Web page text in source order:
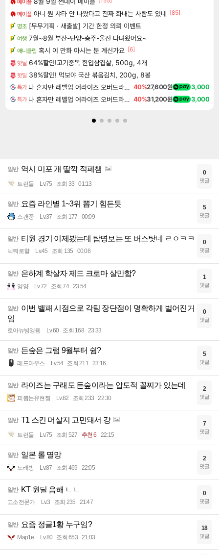
메이플
메이플 아니 뭔 샤타 안 나왔다고 진짜 화내는 사람도 있네 [85]
명조 [무무기획 · 새출발] 기간 한정 의뢰 이벤트
여행 7월~8월 부산-단양-충주-울진 다녀왔어요~
애니클립 혹시 이 만화 아시는 분 계신가요 [6]
핫딜 64%할인!고기중독 한입삼겹살, 500g, 4개
핫딜 38%할인! 먹보야 국산 볶음김치, 200g, 8봉
특가 나 혼자만 레벨업 어라이즈 오버드라이브 Solo Leveling Arise 40%27,600원 3,000
특가 나 혼자만 레벨업 어라이즈 오버드라이브 디럭스 에디션 Solo Leveling Arise Overdrive Deluxe Edition 40%31,200원 3,000
일반 역시 미포 개 딸깍 적폐챔
트런들 Lv.75 조회 33 01:13
0
댓글
일반 요즘 라인별 1~3위 뽑기 힘든듯
스캔중 Lv.37 조회 177 00:09
5
댓글
일반 티원 경기 이제봤는데 탑명보는 또 버스탓네 ㄹㅇㅋㅋ
닉뭐로할 Lv.45 조회 135 00:08
0
댓글
일반 은하계 학살자 제드 크로마 살만함?
양양 Lv.72 조회 74 23:54
1
댓글
일반 이번 밸패 시점으로 각팀 장단점이 명확하게 벌어진거
임
로아뉴빙엥용 Lv.60 조회 168 23:33
0
댓글
일반 든숲은 그럼 9월부터 쉼?
레드마우스 Lv.54 조회 211 23:16
5
댓글
일반 라이즈는 구래도 든숲이라는 압도적 꼴찌가 있는데
피뽑는유현찡 Lv.82 조회 233 22:30
2
댓글
일반 T1 스킨 머살지 고민돼서 걍
트런들 Lv.75 조회 527 추천 6 22:15
7
댓글
일반 일본 롤 멸망
노래방 Lv.87 조회 469 22:05
2
댓글
일반 KT 원딜 음해 ㄴㄴ
고소전문가 Lv.3 조회 235 21:47
0
댓글
일반 요즘 정글1황 누구임?
Map1e Lv.80 조회 653 21:03
18
댓글